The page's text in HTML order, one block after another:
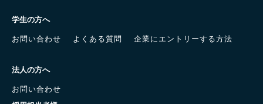
学生の方へ
お問い合わせ
よくある質問 企業にエントリーする方法
法人の方へ
お問い合わせ